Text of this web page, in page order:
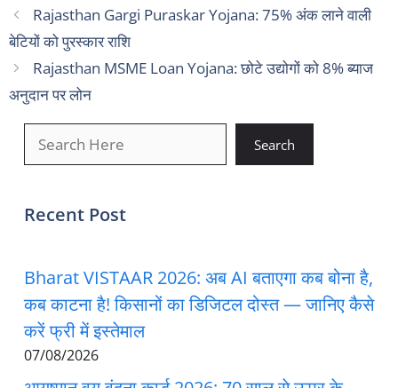
Rajasthan Gargi Puraskar Yojana: 75% अंक लाने वाली
बेटियों को पुरस्कार राशि
Rajasthan MSME Loan Yojana: छोटे उद्योगों को 8% ब्याज
अनुदान पर लोन
Search
Recent Post
Bharat VISTAAR 2026: अब AI बताएगा कब बोना है,
कब काटना है! किसानों का डिजिटल दोस्त — जानिए कैसे
करें फ्री में इस्तेमाल
07/08/2026